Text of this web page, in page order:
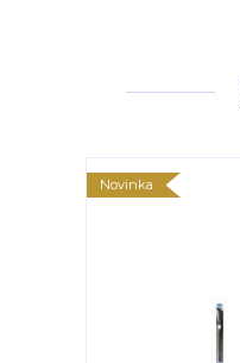
Novinka